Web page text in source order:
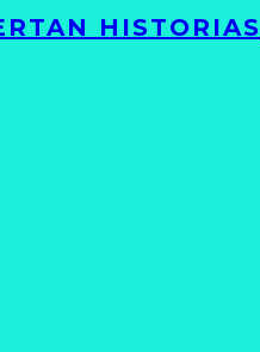
HISTORIAS